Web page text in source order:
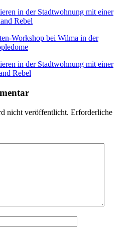
in der Stadtwohnung mit einer
Rebel
Workshop bei Wilma in der
in der Stadtwohnung mit einer
Rebel
nicht veröffentlicht. Erforderliche